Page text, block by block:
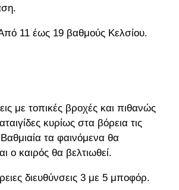
11 έως 19 βαθμούς Κελσίου.
με τοπικές βροχές και πιθανώς
κυρίως στα βόρεια τις
τα φαινόμενα θα
ο καιρός θα βελτιωθεί.
διευθύνσεις 3 με 5 μποφόρ.